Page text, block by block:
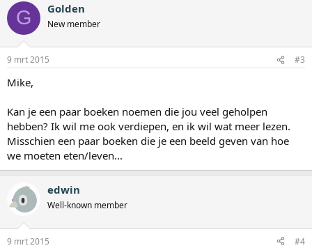
G Golden
New member
9 mrt 2015 #3
Mike,
Kan je een paar boeken noemen die jou veel geholpen
hebben? Ik wil me ook verdiepen, en ik wil wat meer lezen.
Misschien een paar boeken die je een beeld geven van hoe
we moeten eten/leven...
edwin
Well-known member
9 mrt 2015 #4